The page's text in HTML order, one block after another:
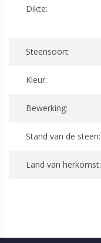
Dikte:
Steensoort:
Kleur:
Bewerking:
Stand van de steen:
Land van herkomst: